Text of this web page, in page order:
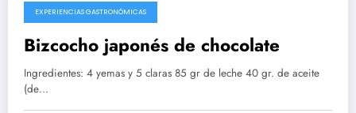
10/08/2020
EXPERIENCIAS GASTRONÓMICAS
Bizcocho japonés de chocolate
Ingredientes: 4 yemas y 5 claras 85 gr de leche 40 gr. de aceite
(de…